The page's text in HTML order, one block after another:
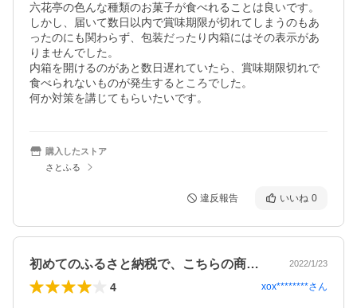
六花亭の色んな種類のお菓子が食べれることは良いです。
しかし、届いて数日以内で賞味期限が切れてしまうのもあ
ったのにも関わらず、包装だったり内箱にはその表示があ
りませんでした。
内箱を開けるのがあと数日遅れていたら、賞味期限切れで
食べられないものが発生するところでした。
何か対策を講じてもらいたいです。
購入したストア
さとふる
違反報告 いいね 0
初めてのふるさと納税で、こちらの商品を… 2022/1/23
4 xox********さん